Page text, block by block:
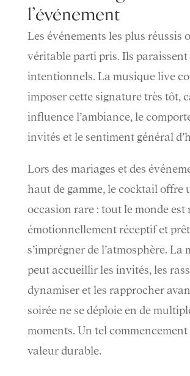
l’événement
Les événements les plus réussis
véritable parti pris. Ils paraissent
intentionnels. La musique live
imposer cette signature très tôt,
influence l’ambiance, le
invités et le sentiment général
Lors des mariages et des
haut de gamme, le cocktail offre
occasion rare : tout le monde est
émotionnellement réceptif et
s’imprégner de l’atmosphère. La
peut accueillir les invités, les
dynamiser et les rapprocher
soirée ne se déploie en de
moments. Un tel commencement
valeur durable.